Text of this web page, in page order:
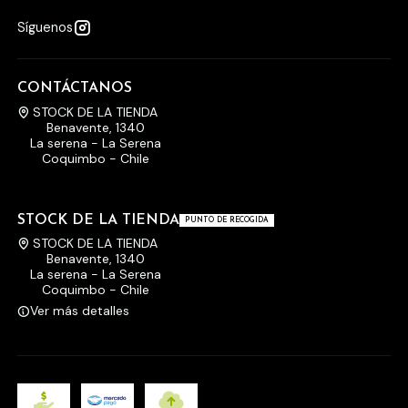
Síguenos
CONTÁCTANOS
STOCK DE LA TIENDA
Benavente, 1340
La serena - La Serena
Coquimbo - Chile
STOCK DE LA TIENDA PUNTO DE RECOGIDA
STOCK DE LA TIENDA
Benavente, 1340
La serena - La Serena
Coquimbo - Chile
Ver más detalles